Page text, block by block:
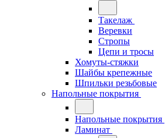
Такелаж
Веревки
Стропы
Цепи и тросы
Хомуты-стяжки
Шайбы крепежные
Шпильки резьбовые
Напольные покрытия
Напольные покрытия
Ламинат